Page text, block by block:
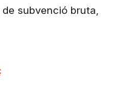
subvenció bruta,